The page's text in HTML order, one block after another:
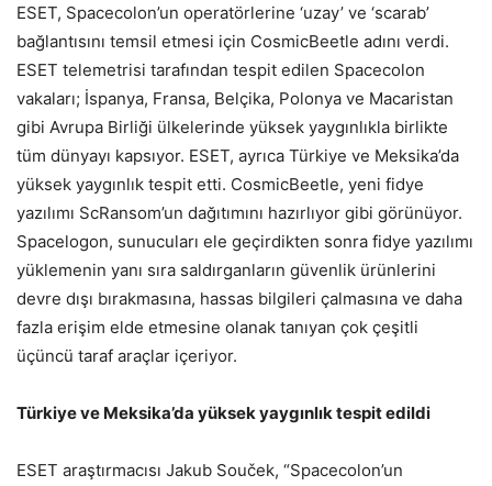
ESET, Spacecolon’un operatörlerine ‘uzay’ ve ‘scarab’
bağlantısını temsil etmesi için CosmicBeetle adını verdi.
ESET telemetrisi tarafından tespit edilen Spacecolon
vakaları; İspanya, Fransa, Belçika, Polonya ve Macaristan
gibi Avrupa Birliği ülkelerinde yüksek yaygınlıkla birlikte
tüm dünyayı kapsıyor. ESET, ayrıca Türkiye ve Meksika’da
yüksek yaygınlık tespit etti. CosmicBeetle, yeni fidye
yazılımı ScRansom’un dağıtımını hazırlıyor gibi görünüyor.
Spacelogon, sunucuları ele geçirdikten sonra fidye yazılımı
yüklemenin yanı sıra saldırganların güvenlik ürünlerini
devre dışı bırakmasına, hassas bilgileri çalmasına ve daha
fazla erişim elde etmesine olanak tanıyan çok çeşitli
üçüncü taraf araçlar içeriyor.
Türkiye ve Meksika’da yüksek yaygınlık tespit edildi
ESET araştırmacısı Jakub Souček, “Spacecolon’un